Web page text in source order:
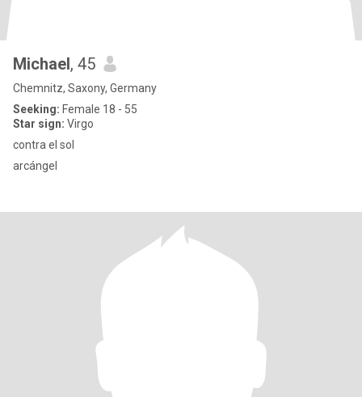
Michael, 45
Chemnitz, Saxony, Germany
Seeking: Female 18 - 55
Star sign: Virgo
contra el sol
arcángel